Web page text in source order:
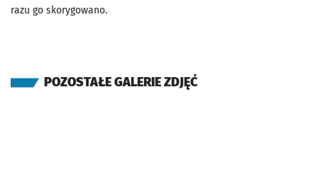
razu go skorygowano.
POZOSTAŁE GALERIE ZDJĘĆ